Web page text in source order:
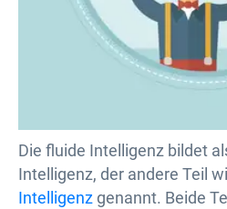
Die fluide Intelligenz bildet
Intelligenz, der andere Teil
Intelligenz genannt. Beide